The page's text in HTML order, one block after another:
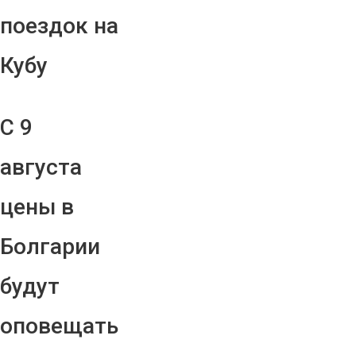
поездок на
Кубу
С 9
августа
цены в
Болгарии
будут
оповещать